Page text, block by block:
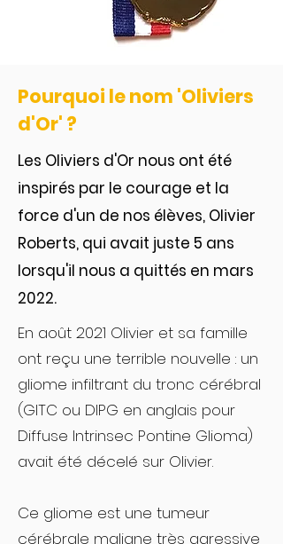
Pourquoi le nom 'Oliviers
d'Or' ?
Les Oliviers d'Or nous ont été
inspirés par le courage et la
force d'un de nos élèves, Olivier
Roberts, qui avait juste 5 ans
lorsqu'il nous a quittés en mars
2022.
En août 2021 Olivier et sa famille
ont reçu une terrible nouvelle : un
gliome infiltrant du tronc cérébral
(GITC ou DIPG en anglais pour
Diffuse Intrinsec Pontine Glioma)
avait été décelé sur Olivier.
Ce gliome est une tumeur
cérébrale maligne très agressive